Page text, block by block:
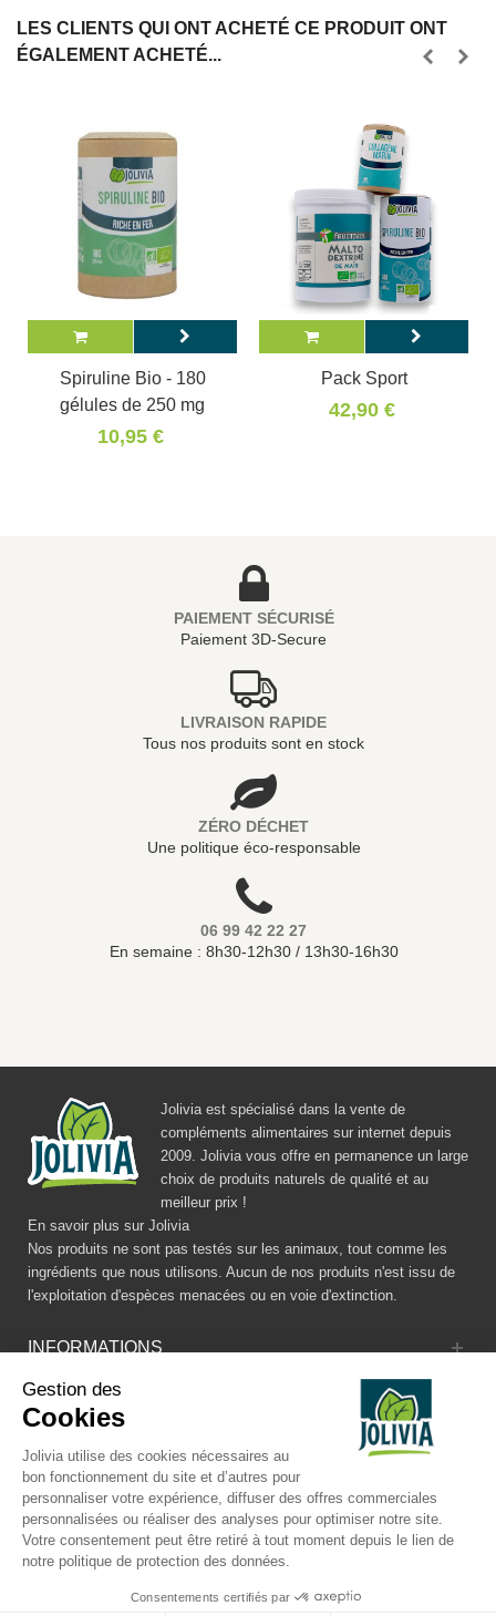
LES CLIENTS QUI ONT ACHETÉ CE PRODUIT ONT
ÉGALEMENT ACHETÉ...
Spiruline Bio - 180
gélules de 250 mg
10,95 €
Pack Sport
42,90 €
PAIEMENT SÉCURISÉ
Paiement 3D-Secure
LIVRAISON RAPIDE
Tous nos produits sont en stock
ZÉRO DÉCHET
Une politique éco-responsable
06 99 42 22 27
En semaine : 8h30-12h30 / 13h30-16h30
Jolivia est spécialisé dans la vente de
compléments alimentaires sur internet depuis
2009. Jolivia vous offre en permanence un large
choix de produits naturels de qualité et au
meilleur prix !
En savoir plus sur Jolivia
Nos produits ne sont pas testés sur les animaux, tout comme les
ingrédients que nous utilisons. Aucun de nos produits n'est issu de
l'exploitation d'espèces menacées ou en voie d'extinction.
INFORMATIONS
CATALOGUE
RÉSEAUX SOCIAUX
© JOLIVIA - Tous droits réservés -
Gestion des
Cookies
Jolivia utilise des cookies nécessaires au
bon fonctionnement du site et d’autres pour
personnaliser votre expérience, diffuser des offres commerciales
personnalisées ou réaliser des analyses pour optimiser notre site.
Votre consentement peut être retiré à tout moment depuis le lien de
notre politique de protection des données.
Consentements certifiés par